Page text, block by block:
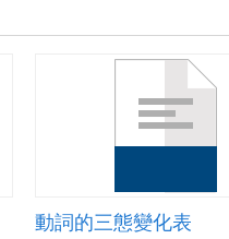
動詞的三態變化表